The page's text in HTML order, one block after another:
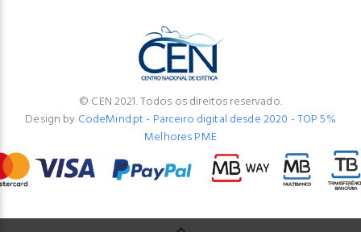
© CEN 2021. Todos os direitos reservado.
Design by CodeMind.pt - Parceiro digital desde 2020 - TOP 5%
Melhores PME